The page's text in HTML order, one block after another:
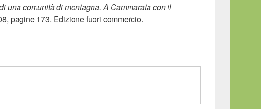
una comunità di montagna. A Cammarata con il
pagine 173. Edizione fuori commercio.